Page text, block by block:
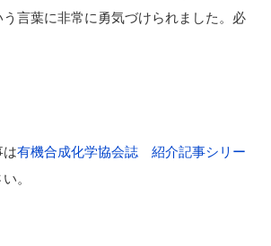
言葉に非常に勇気づけられました。必
は有機合成化学協会誌 紹介記事シリー
。